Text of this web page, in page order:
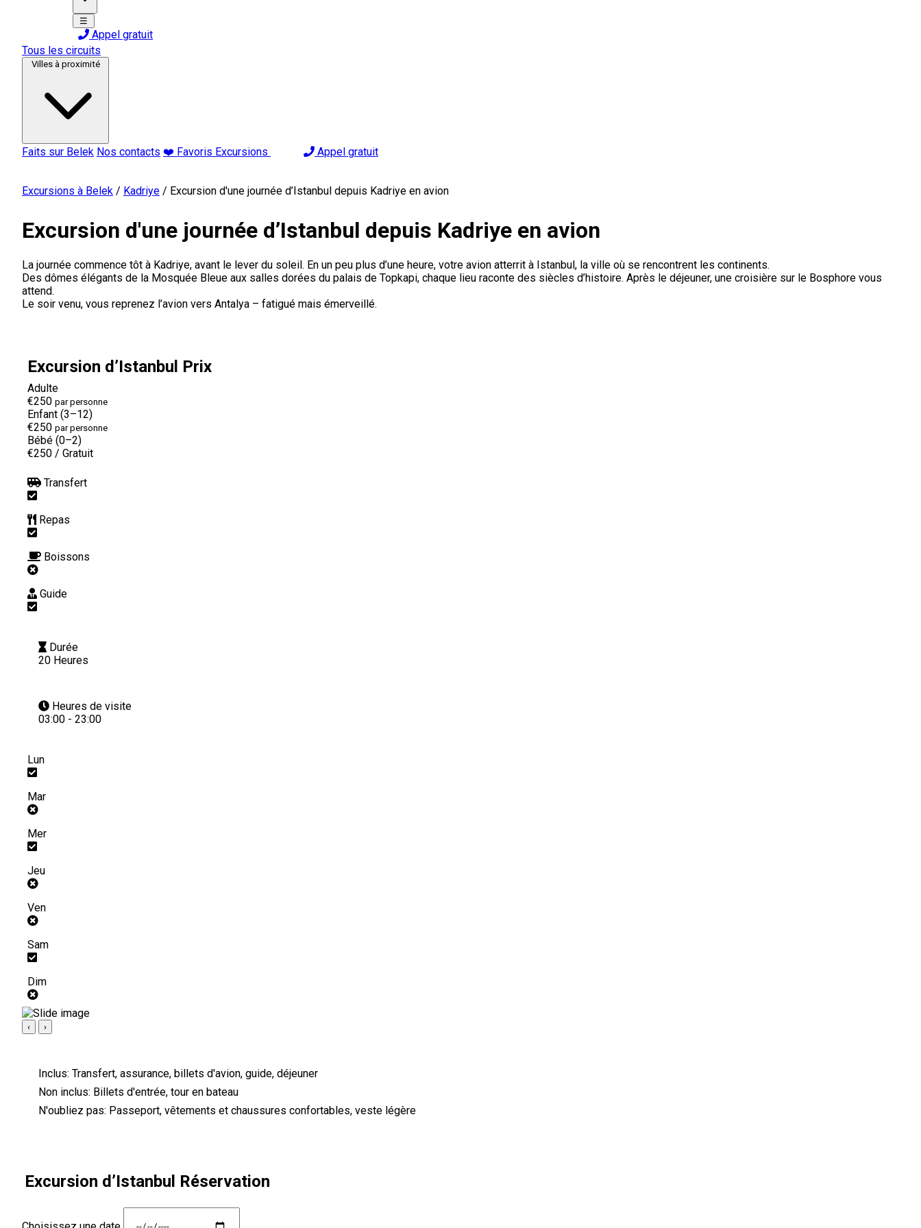
☰
Appel gratuit
Tous les circuits
Villes à proximité
Faits sur Belek Nos contacts ❤️ Favoris Excursions Appel gratuit
Excursions à Belek / Kadriye / Excursion d'une journée d’Istanbul depuis Kadriye en avion
Excursion d'une journée d’Istanbul depuis Kadriye en avion
La journée commence tôt à Kadriye, avant le lever du soleil. En un peu plus d’une heure, votre avion atterrit à Istanbul, la ville où se rencontrent les continents.
Des dômes élégants de la Mosquée Bleue aux salles dorées du palais de Topkapi, chaque lieu raconte des siècles d’histoire. Après le déjeuner, une croisière sur le Bosphore vous
attend.
Le soir venu, vous reprenez l’avion vers Antalya – fatigué mais émerveillé.
Excursion d’Istanbul Prix
Adulte
€250 par personne
Enfant (3–12)
€250 par personne
Bébé (0–2)
€250 / Gratuit
Transfert
Repas
Boissons
Guide
Durée
20 Heures
Heures de visite
03:00 - 23:00
Lun
Mar
Mer
Jeu
Ven
Sam
Dim
‹ ›
Inclus: Transfert, assurance, billets d'avion, guide, déjeuner
Non inclus: Billets d'entrée, tour en bateau
N'oubliez pas: Passeport, vêtements et chaussures confortables, veste légère
Excursion d’Istanbul Réservation